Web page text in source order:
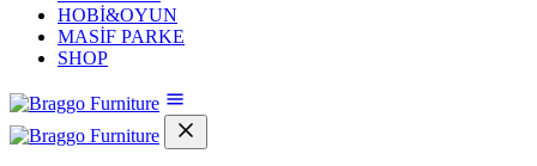
HOBİ&OYUN
MASİF PARKE
SHOP